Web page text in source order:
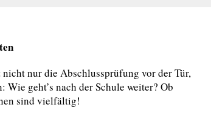
nur die Abschlussprüfung vor der Tür,
geht’s nach der Schule weiter? Ob
sind vielfältig!